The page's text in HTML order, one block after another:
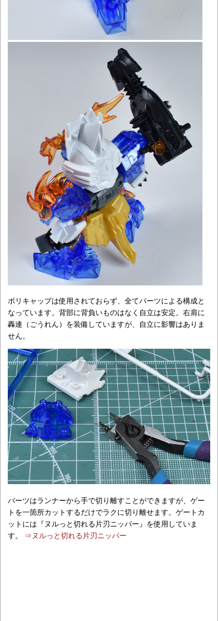
ポリキャップは使用されておらず、全てパーツによる構成と
なっています。背部に背負いものはなく自立は安定。右肩に
轟連（ごうれん）を装備していますが、自立に影響はありま
せん。
パーツはランナーから手で切り離すことができますが、ゲー
トを一箇所カットするだけでラクに切り離せます。ゲートカ
ットには『ヌルっと切れる片刃ニッパー』を使用していま
す。 ⇒ヌルっと切れる片刃ニッパー